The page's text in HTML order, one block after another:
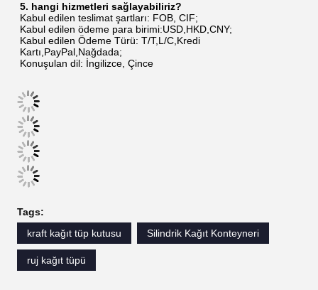
5. hangi hizmetleri sağlayabiliriz?
Kabul edilen teslimat şartları: FOB, CIF;
Kabul edilen ödeme para birimi:USD,HKD,CNY;
Kabul edilen Ödeme Türü: T/T,L/C,Kredi
Kartı,PayPal,Nağdada;
Konuşulan dil: İngilizce, Çince
Tags:
kraft kağıt tüp kutusu
Silindrik Kağıt Konteyneri
ruj kağıt tüpü